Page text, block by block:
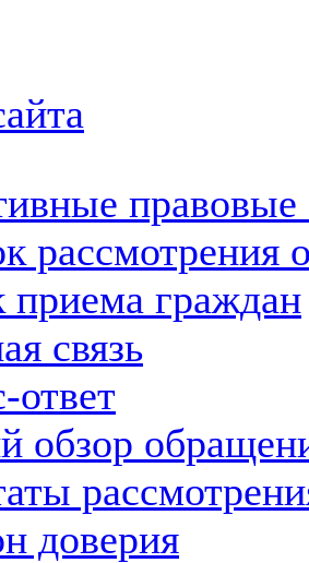
правовые
рассмотрения
приема граждан
связь
ответ
обзор
доверия